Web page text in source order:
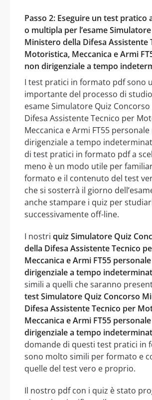
Passo 2: Eseguire un test pratico
o multipla per l’esame
Ministero della Difesa Assistente
Motoristica, Meccanica e Armi
non dirigenziale a tempo
I test pratici in formato pdf sono
importante del processo di
esame Simulatore Quiz
Difesa Assistente Tecnico per
Meccanica e Armi FT55
dirigenziale a tempo
di test pratici in formato pdf a
meno è un modo utile per
formato e il contenuto del test
che si sosterrà il giorno
anche stampare i quiz per
successivamente off-line.
I nostri quiz Simulatore Quiz
della Difesa Assistente Tecnico
Meccanica e Armi FT55
dirigenziale a tempo
simili a quelli che saranno
test Simulatore Quiz Concorso
Difesa Assistente Tecnico per
Meccanica e Armi FT55
dirigenziale a tempo
domande di questi test pratici in
sono molto simili per formato e
quelle del test vero e proprio.
Il nostro pdf con i quiz è stato